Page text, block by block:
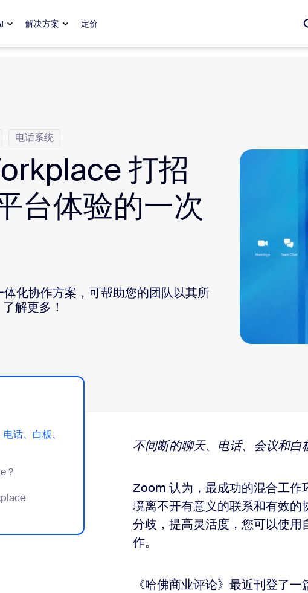
解决方案 定价
Contact Center
电话系统
打招
台体验的一次
化协作方案，可帮助您的团队以其所
解更多！
话、白板、
天、电话、白板、会议等
？ ？
Workplace
不间断的聊天、电话、会议和
Zoom 认为，最成功的混合工作
境离不开有意义的联系和有效
分歧，提高灵活度，您可以使
作。
《哈佛商业评论》最近刊登了一